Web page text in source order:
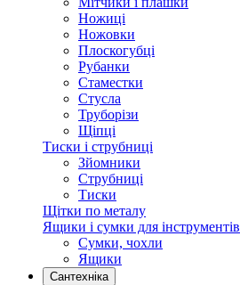
Ножиці
Ножовки
Плоскогубці
Рубанки
Стаместки
Стусла
Труборізи
Щіпці
Тиски і струбниці
Зйомники
Струбниці
Тиски
Щітки по металу
Ящики і сумки для інструментів
Сумки, чохли
Ящики
Сантехніка